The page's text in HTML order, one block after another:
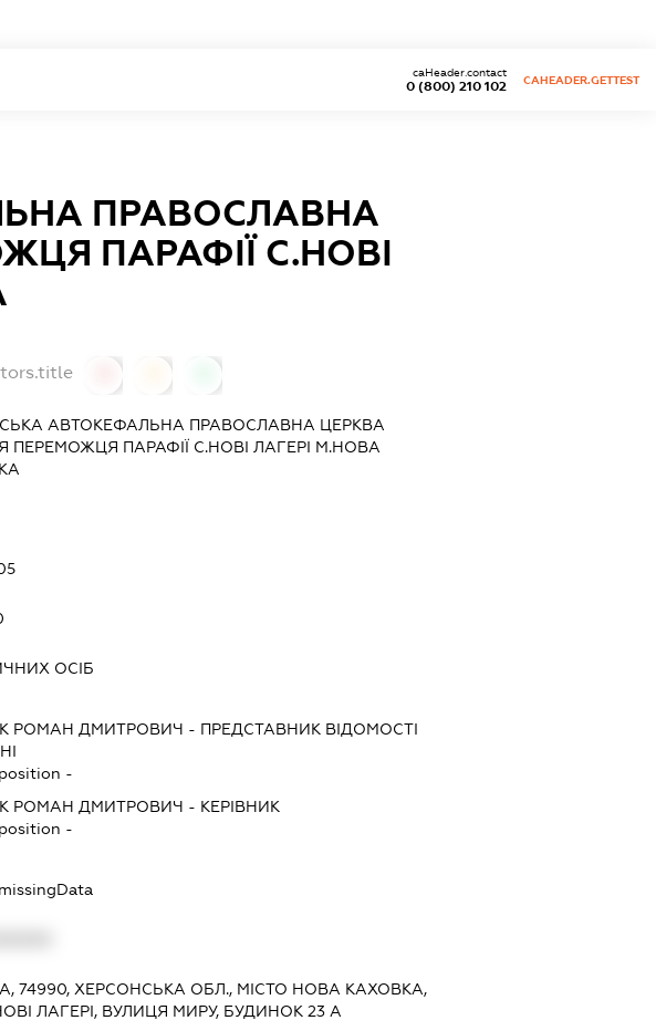
0 (800) 210 102
caHeader.contact
CAHEADER.GETTEST
ПРАВОСЛАВНА
ПАРАФІЇ С.НОВІ
АВТОКЕФАЛЬНА ПРАВОСЛАВНА ЦЕРКВА
ПЕРЕМОЖЦЯ ПАРАФІЇ С.НОВІ ЛАГЕРІ М.НОВА
ОСІБ
РОМАН ДМИТРОВИЧ - ПРЕДСТАВНИК ВІДОМОСТІ
-
РОМАН ДМИТРОВИЧ - КЕРІВНИК
-
74990, ХЕРСОНСЬКА ОБЛ., МІСТО НОВА КАХОВКА,
ЛАГЕРІ, ВУЛИЦЯ МИРУ, БУДИНОК 23 А